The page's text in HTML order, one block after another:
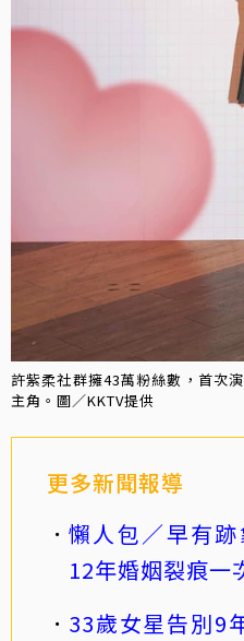
許紫柔社群擁43萬粉絲數，首次
主角。圖／KKTV提供
更多新聞報導
懶人包／早有
12年婚姻裂痕一
33歲女星告別9